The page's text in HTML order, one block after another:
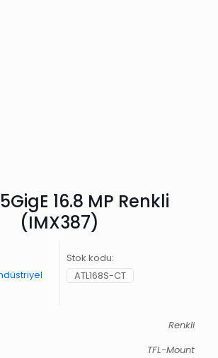
16.8 MP Renkli
(IMX387)
Stok kodu:
ATL168S-CT
Renkli
TFL-Mount